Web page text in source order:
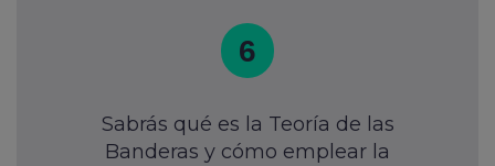
6
Sabrás qué es la Teoría de las
Banderas y cómo emplear la